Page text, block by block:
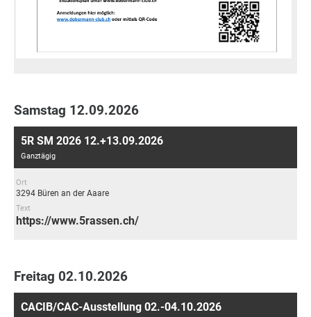
Samstag 12.09.2026
5R SM 2026 12.+13.09.2026
Ganztägig
Ort
3294 Büren an der Aaare
Text
https://www.5rassen.ch/
Freitag 02.10.2026
CACIB/CAC-Ausstellung 02.-04.10.2026